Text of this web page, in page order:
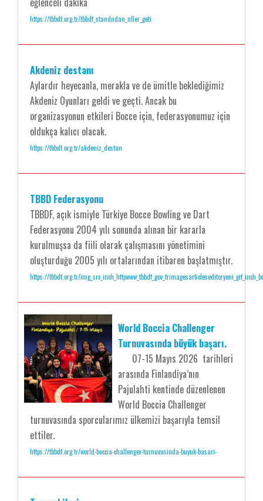
https://tbbdf.org.tr/tbbdf_standndan_nller_geti
Akdeniz destanı
Aylardır heyecanla, merakla ve de ümitle beklediğimiz
Akdeniz Oyunları geldi ve geçti. Ancak bu
organizasyonun etkileri Bocce için, federasyonumuz için
oldukça kalıcı olacak.
https://tbbdf.org.tr/akdeniz_destan
TBBD Federasyonu
TBBDF, açık ismiyle Türkiye Bocce Bowling ve Dart
Federasyonu 2004 yılı sonunda alınan bir kararla
kurulmuşsa da fiili olarak çalışmasını yönetimini
oluşturduğu 2005 yılı ortalarından itibaren başlatmıştır.
https://tbbdf.org.tr/
World Boccia Challenger
Turnuvasında büyük başarı.
07-15 Mayıs 2026 tarihleri
arasında Finlandiya’nın
Pajulahti kentinde düzenlenen
World Boccia Challenger
turnuvasında sporcularımız ülkemizi başarıyla temsil
ettiler.
https://tbbdf.org.tr/world-boccia-challenger-turnuvasinda-buyuk-basari-